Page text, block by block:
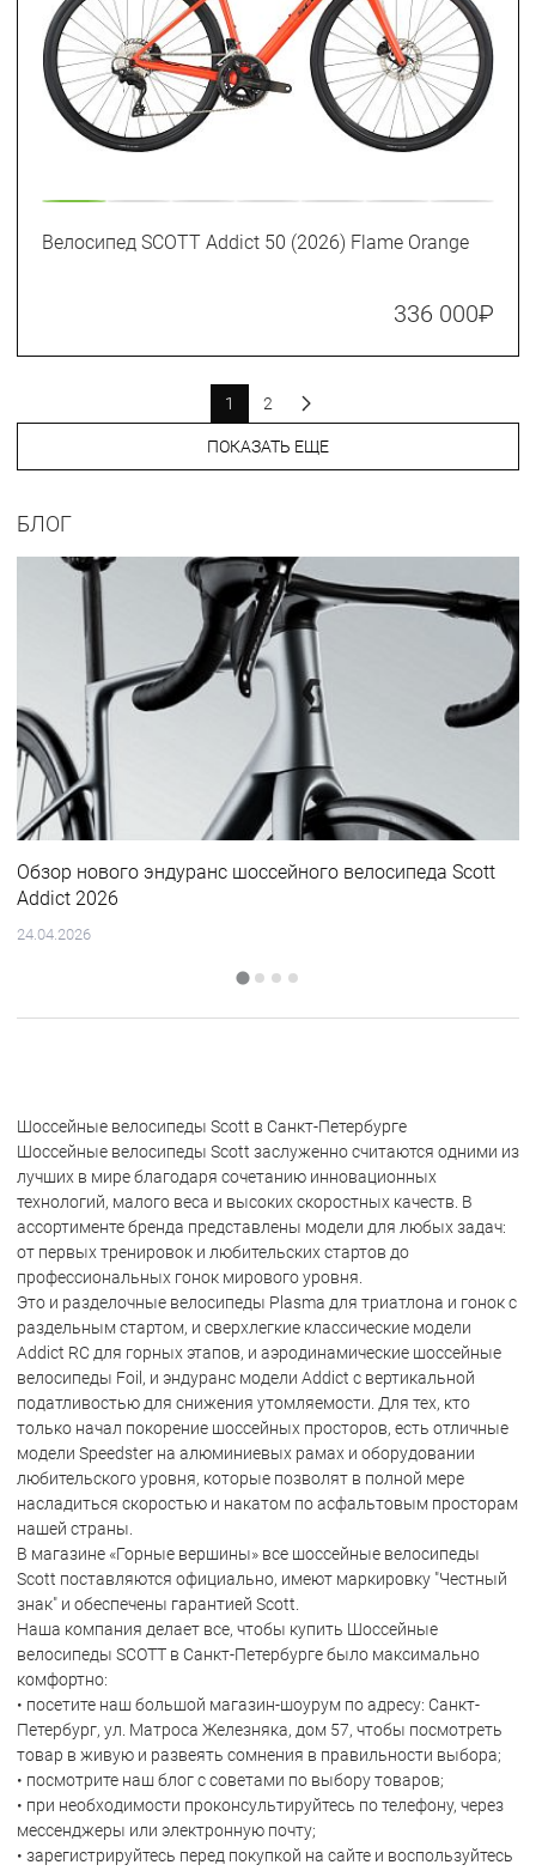
Велосипед SCOTT Addict 50 (2026) Flame Orange
336 000₽
ПОКАЗАТЬ ЕЩЕ
1 2
БЛОГ
Обзор нового эндуранс шоссейного велосипеда Scott
Addict 2026
24.04.2026
Шоссейные велосипеды Scott в Санкт-Петербурге
Шоссейные велосипеды Scott заслуженно считаются одними из
лучших в мире благодаря сочетанию инновационных
технологий, малого веса и высоких скоростных качеств. В
ассортименте бренда представлены модели для любых задач:
от первых тренировок и любительских стартов до
профессиональных гонок мирового уровня.
Это и разделочные велосипеды Plasma для триатлона и гонок с
раздельным стартом, и сверхлегкие классические модели
Addict RC для горных этапов, и аэродинамические шоссейные
велосипеды Foil, и эндуранс модели Addict с вертикальной
податливостью для снижения утомляемости. Для тех, кто
только начал покорение шоссейных просторов, есть отличные
модели Speedster на алюминиевых рамах и оборудовании
любительского уровня, которые позволят в полной мере
насладиться скоростью и накатом по асфальтовым просторам
нашей страны.
В магазине «Горные вершины» все шоссейные велосипеды
Scott поставляются официально, имеют маркировку "Честный
знак" и обеспечены гарантией Scott.
Наша компания делает все, чтобы купить Шоссейные
велосипеды SCOTT в Санкт-Петербурге было максимально
комфортно:
• посетите наш большой магазин-шоурум по адресу: Санкт-
Петербург, ул. Матроса Железняка, дом 57, чтобы посмотреть
товар в живую и развеять сомнения в правильности выбора;
• посмотрите наш блог с советами по выбору товаров;
• при необходимости проконсультируйтесь по телефону, через
мессенджеры или электронную почту;
• зарегистрируйтесь перед покупкой на сайте и воспользуйтесь